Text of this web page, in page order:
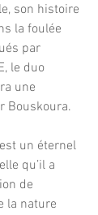
son histoire
la foulée
par
le duo
une
Bouskoura.
est un éternel
qu’il a
de
la nature